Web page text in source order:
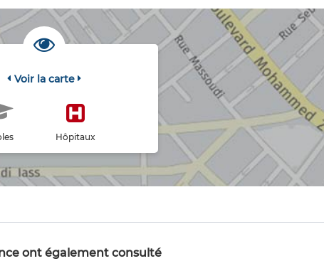
Voir la carte
Hôpitaux
ont également consulté